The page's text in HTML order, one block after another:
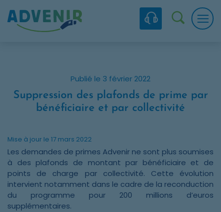
Publié le 3 février 2022
Suppression des plafonds de prime par
bénéficiaire et par collectivité
Mise à jour le 17 mars 2022
Les demandes de primes Advenir ne sont plus soumises
à des plafonds de montant par bénéficiaire et de
points de charge par collectivité. Cette évolution
intervient notamment dans le cadre de la reconduction
du programme pour 200 millions d’euros
supplémentaires.